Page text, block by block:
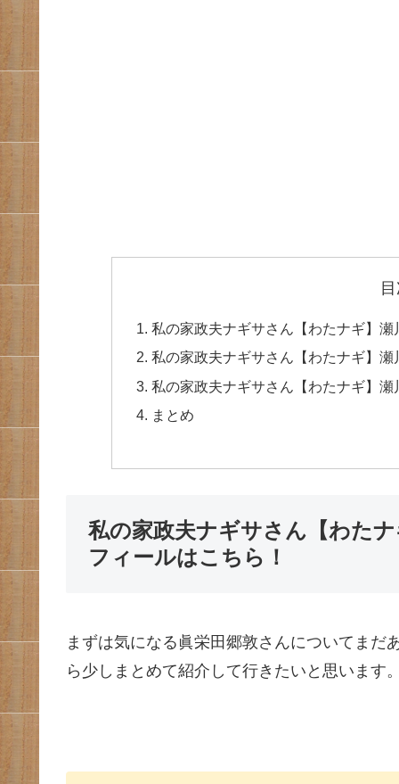
私の家政夫ナギサさん【わたナギ】
私の家政夫ナギサさん【わたナギ】
私の家政夫ナギサさん【わたナギ】
まとめ
私の家政夫ナギサさん【わた
フィールはこちら！
まずは気になる眞栄田郷敦さんについてまだ
ら少しまとめて紹介して行きたいと思います